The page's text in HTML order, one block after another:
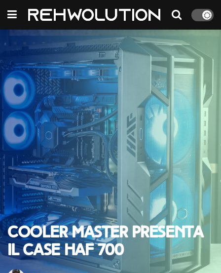
Cooler Master presenta
il case HAF 700